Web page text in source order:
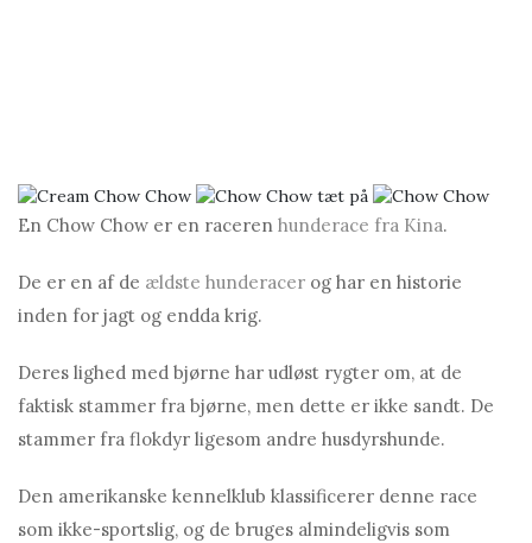
En Chow Chow er en raceren hunderace fra Kina.
De er en af ​​de ældste hunderacer og har en historie
inden for jagt og endda krig.
Deres lighed med bjørne har udløst rygter om, at de
faktisk stammer fra bjørne, men dette er ikke sandt. De
stammer fra flokdyr ligesom andre husdyrshunde.
Den amerikanske kennelklub klassificerer denne race
som ikke-sportslig, og de bruges almindeligvis som